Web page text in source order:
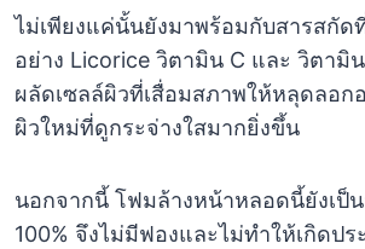
ไม่เพียงแค่นั้นยังมาพร้อมกับสารสกัด
อย่าง Licorice วิตามิน C และ วิตามิ
ผลัดเซลล์ผิวที่เสื่อมสภาพให้หลุดลอก
ผิวใหม่ที่ดูกระจ่างใสมากยิ่งขึ้น
นอกจากนี้ โฟมล้างหน้าหลอดนี้ยังเป็
100% จึงไม่มีฟองและไม่ทำให้เกิดป